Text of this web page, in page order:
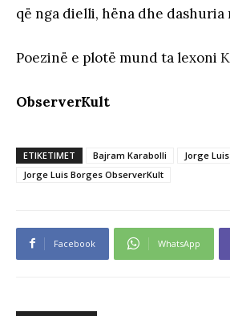
që nga dielli, hëna dhe dashuria
Poezinë e plotë mund ta lexoni
ObserverKult
ETIKETIMET Bajram Karabolli
Jorge
Jorge Luis Borges ObserverKult
Facebook WhatsApp